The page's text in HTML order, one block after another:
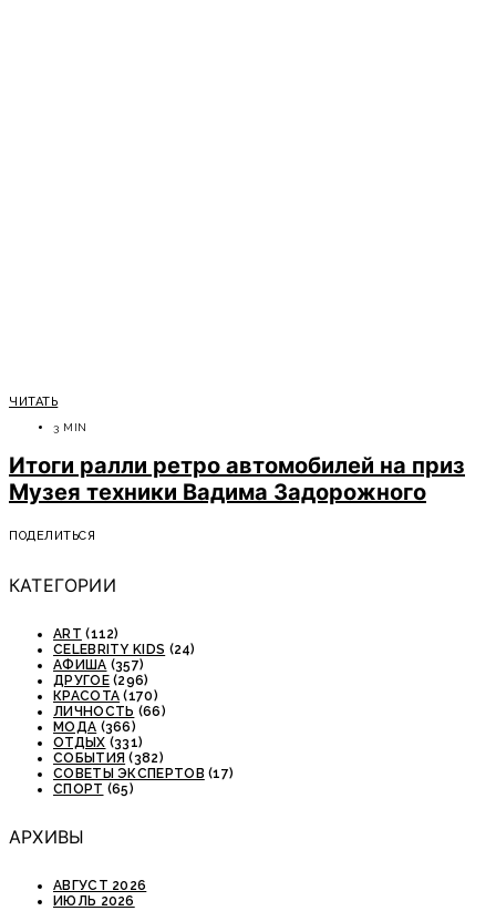
ЧИТАТЬ
3 MIN
Итоги ралли ретро автомобилей на приз
Музея техники Вадима Задорожного
ПОДЕЛИТЬСЯ
КАТЕГОРИИ
ART (112)
CELEBRITY KIDS (24)
АФИША (357)
ДРУГОЕ(296)
КРАСОТА (170)
ЛИЧНОСТЬ (66)
МОДА (366)
ОТДЫХ (331)
СОБЫТИЯ (382)
СОВЕТЫ ЭКСПЕРТОВ (17)
СПОРТ (65)
АРХИВЫ
АВГУСТ 2026
ИЮЛЬ 2026